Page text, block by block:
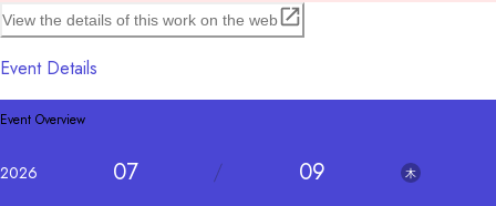
View the details of this work on the web
Event Details
Event Overview
2026 07 09 木